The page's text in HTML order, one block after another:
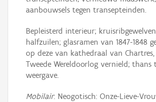
aanbouwsels tegen transepteinden.
Bepleisterd interieur;
halfzuilen; glasramen van 1847-1848
op deze van kathedraal van
Tweede Wereldoorlog vernield; thans
weergave.
Mobilair: Neogotisch: Onze-Lieve-